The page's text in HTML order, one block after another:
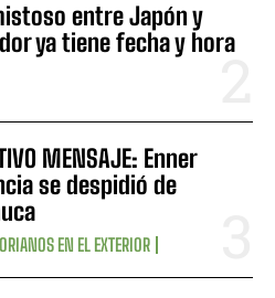
entre Japón y
ya tiene fecha y hora
MENSAJE: Enner
se despidió de
EN EL EXTERIOR